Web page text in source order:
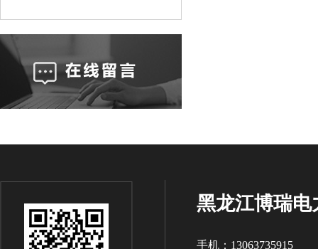
黑龙江博瑞
手机：13063735915